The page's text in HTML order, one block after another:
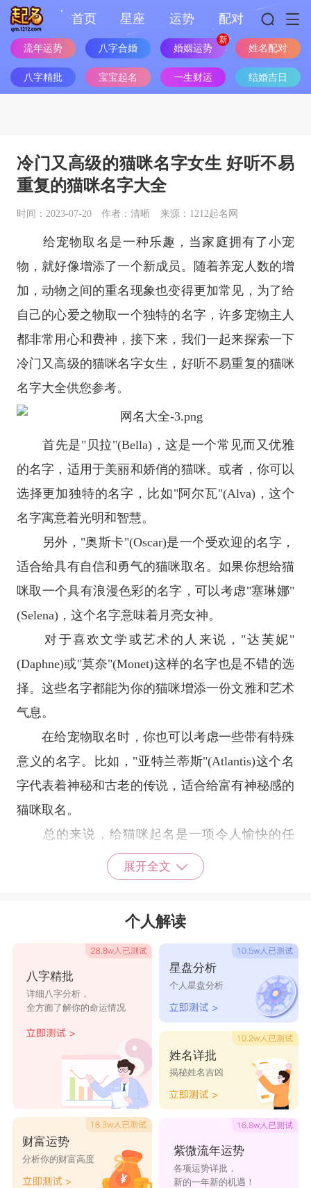
首页 星座 运势 配对
流年运势 八字合婚 婚姻运势 姓名配对
八字精批 宝宝起名 一生财运 结婚吉日
冷门又高级的猫咪名字女生 好听不易
重复的猫咪名字大全
时间：2023-07-20 作者：清晰 来源：1212起名网
给宠物取名是一种乐趣，当家庭拥有了小宠
物，就好像增添了一个新成员。随着养宠人数的增
加，动物之间的重名现象也变得更加常见，为了给
自己的心爱之物取一个独特的名字，许多宠物主人
都非常用心和费神，接下来，我们一起来探索一下
冷门又高级的猫咪名字女生，好听不易重复的猫咪
名字大全供您参考。
首先是"贝拉"(Bella)，这是一个常见而又优雅
的名字，适用于美丽和娇俏的猫咪。或者，你可以
选择更加独特的名字，比如"阿尔瓦"(Alva)，这个
名字寓意着光明和智慧。
另外，"奥斯卡"(Oscar)是一个受欢迎的名字，
适合给具有自信和勇气的猫咪取名。如果你想给猫
咪取一个具有浪漫色彩的名字，可以考虑"塞琳娜"
(Selena)，这个名字意味着月亮女神。
对于喜欢文学或艺术的人来说，"达芙妮"
(Daphne)或"莫奈"(Monet)这样的名字也是不错的选
择。这些名字都能为你的猫咪增添一份文雅和艺术
气息。
在给宠物取名时，你也可以考虑一些带有特殊
意义的名字。比如，"亚特兰蒂斯"(Atlantis)这个名
字代表着神秘和古老的传说，适合给富有神秘感的
猫咪取名。
总的来说，给猫咪起名是一项令人愉快的任
务。无论你选择哪种名字，重要的是要能体现出你
对猫咪的喜爱和关怀。
个!好听不易重复的猫咪名字大全，可以考虑以下
首先是"阿瓦隆"(Avalon)，这个名字来源于亚
瑟王传说中的神秘之地。给猫咪取这个名字，能够
表达出它的神秘和高贵之处。
另一个选择是"雅典娜"(Athena)，这是古希腊
神话中智慧女神的名字。给猫咪取这个名字，象征
着它的智慧和聪明。
如果你想给猫咪取一个感觉高雅的法国名字，
可以选择"菲尼亚斯"(Finias)，这个名字是法语
中"完美的"的意思。
展开全文
个人解读
八字精批
详细八字分析，
全方面了解你的命运情况
财富运势
分析你的财富高度
星盘分析
个人星盘分析
姓名详批
揭秘姓名吉凶
紫微流年运势
各项运势详批，
新的一年新的机遇！